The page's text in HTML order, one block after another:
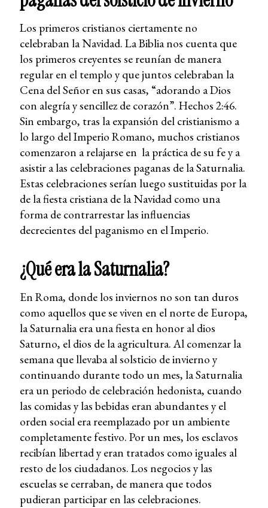
Los primeros cristianos ciertamente no
celebraban la Navidad. La Biblia nos cuenta que
los primeros creyentes se reunían de manera
regular en el templo y que juntos celebraban la
Cena del Señor en sus casas, “adorando a Dios
con alegría y sencillez de corazón”. Hechos 2:46.
Sin embargo, tras la expansión del cristianismo a
lo largo del Imperio Romano, muchos cristianos
comenzaron a relajarse en la práctica de su fe y a
asistir a las celebraciones paganas de la Saturnalia.
Estas celebraciones serían luego sustituidas por la
de la fiesta cristiana de la Navidad como una
forma de contrarrestar las influencias
decrecientes del paganismo en el Imperio.
¿Qué era la Saturnalia?
En Roma, donde los inviernos no son tan duros
como aquellos que se viven en el norte de Europa,
la Saturnalia era una fiesta en honor al dios
Saturno, el dios de la agricultura. Al comenzar la
semana que llevaba al solsticio de invierno y
continuando durante todo un mes, la Saturnalia
era un periodo de celebración hedonista, cuando
las comidas y las bebidas eran abundantes y el
orden social era reemplazado por un ambiente
completamente festivo. Por un mes, los esclavos
recibían libertad y eran tratados como iguales al
resto de los ciudadanos. Los negocios y las
escuelas se cerraban, de manera que todos
pudieran participar en las celebraciones.